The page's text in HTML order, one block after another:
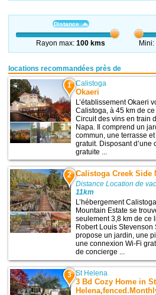
Distance
Rayon max:100 kms Mini:
locations recommandées près de
1 Calistoga
Okaeri
L’établissement Okaeri
Calistoga, à 45 km de ce
Circuit des vins en train
Napa. Il comprend un
commun, une terrasse
gratuit. Disposant d’une
gratuite ...
2 Calistoga Creek Side
Distance Location de
11km
L’hébergement
Mountain Estate se
seulement 3,8 km de ce
Robert Louis Stevenson
propose un jardin, une
une connexion Wi-Fi
de concierge ...
3 St Helena
3 Bd Cozy Home in